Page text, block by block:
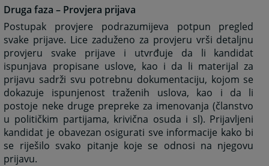
Druga faza – Provjera prijava
Postupak provjere podrazumijeva potpun pregled
svake prijave. Lice zaduženo za provjeru vrši detaljnu
provjeru svake prijave i utvrđuje da li kandidat
ispunjava propisane uslove, kao i da li materijal za
prijavu sadrži svu potrebnu dokumentaciju, kojom se
dokazuje ispunjenost traženih uslova, kao i da li
postoje neke druge prepreke za imenovanja (članstvo
u političkim partijama, krivična osuda i sl). Prijavljeni
kandidat je obavezan osigurati sve informacije kako bi
se riješilo svako pitanje koje se odnosi na njegovu
prijavu.